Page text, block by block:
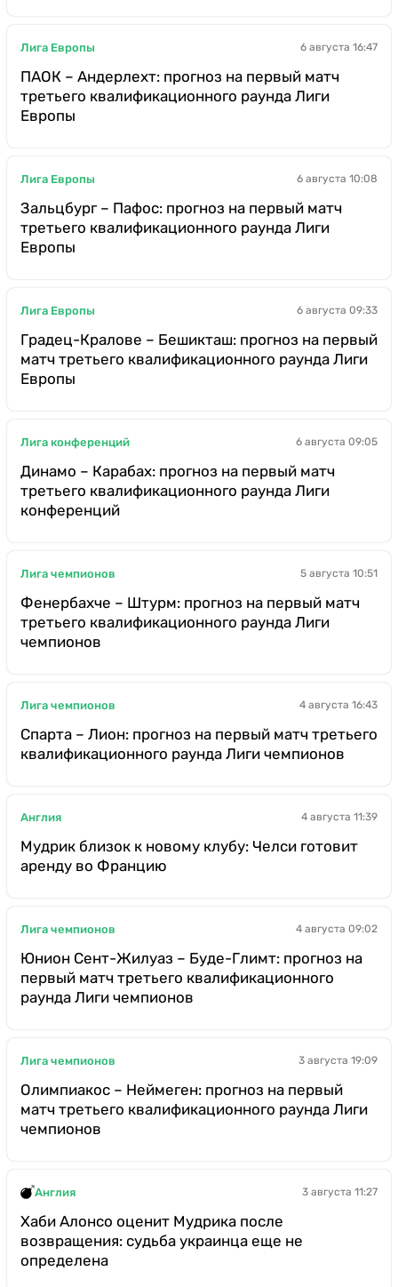
Лига Европы 6 августа 16:47
ПАОК – Андерлехт: прогноз на первый матч
третьего квалификационного раунда Лиги
Европы
Лига Европы 6 августа 10:08
Зальцбург – Пафос: прогноз на первый матч
третьего квалификационного раунда Лиги
Европы
Лига Европы 6 августа 09:33
Градец-Кралове – Бешикташ: прогноз на первый
матч третьего квалификационного раунда Лиги
Европы
Лига конференций 6 августа 09:05
Динамо – Карабах: прогноз на первый матч
третьего квалификационного раунда Лиги
конференций
Лига чемпионов 5 августа 10:51
Фенербахче – Штурм: прогноз на первый матч
третьего квалификационного раунда Лиги
чемпионов
Лига чемпионов 4 августа 16:43
Спарта – Лион: прогноз на первый матч третьего
квалификационного раунда Лиги чемпионов
Англия 4 августа 11:39
Мудрик близок к новому клубу: Челси готовит
аренду во Францию
Лига чемпионов 4 августа 09:02
Юнион Сент-Жилуаз – Буде-Глимт: прогноз на
первый матч третьего квалификационного
раунда Лиги чемпионов
Лига чемпионов 3 августа 19:09
Олимпиакос – Неймеген: прогноз на первый
матч третьего квалификационного раунда Лиги
чемпионов
Англия 3 августа 11:27
Хаби Алонсо оценит Мудрика после
возвращения: судьба украинца еще не
определена